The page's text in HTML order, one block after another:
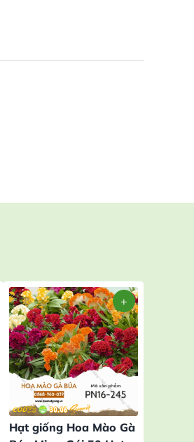
Hạt giống Hoa Mào Gà